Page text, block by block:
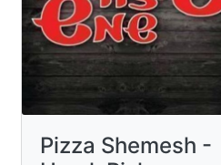
Pizza Shemesh -